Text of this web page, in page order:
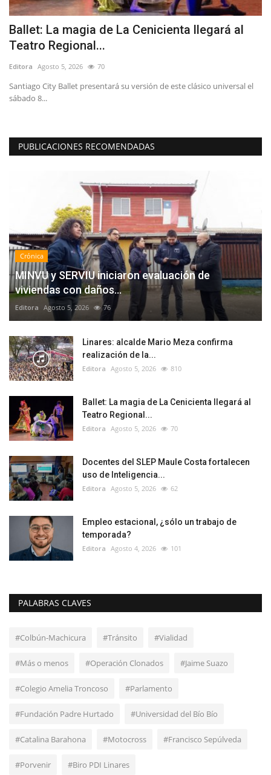
Ballet: La magia de La Cenicienta llegará al
Teatro Regional...
Editora Agosto 5, 2026 70
Santiago City Ballet presentará su versión de este clásico universal el
sábado 8...
PUBLICACIONES RECOMENDADAS
Crónica
MINVU y SERVIU iniciaron evaluación de
viviendas con daños...
Editora Agosto 5, 2026 76
Linares: alcalde Mario Meza confirma
realización de la...
Editora Agosto 5, 2026 810
Ballet: La magia de La Cenicienta llegará al
Teatro Regional...
Editora Agosto 5, 2026 70
Docentes del SLEP Maule Costa fortalecen
uso de Inteligencia...
Editora Agosto 5, 2026 62
Empleo estacional, ¿sólo un trabajo de
temporada?
Editora Agosto 4, 2026 101
PALABRAS CLAVES
#Colbún-Machicura #Tránsito #Vialidad
#Más o menos #Operación Clonados #Jaime Suazo
#Colegio Amelia Troncoso #Parlamento
#Fundación Padre Hurtado #Universidad del Bío Bío
#Catalina Barahona #Motocross #Francisco Sepúlveda
#Porvenir #Biro PDI Linares